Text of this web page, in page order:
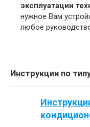
эксплуатации
нужное Вам
любое
Инструкции по